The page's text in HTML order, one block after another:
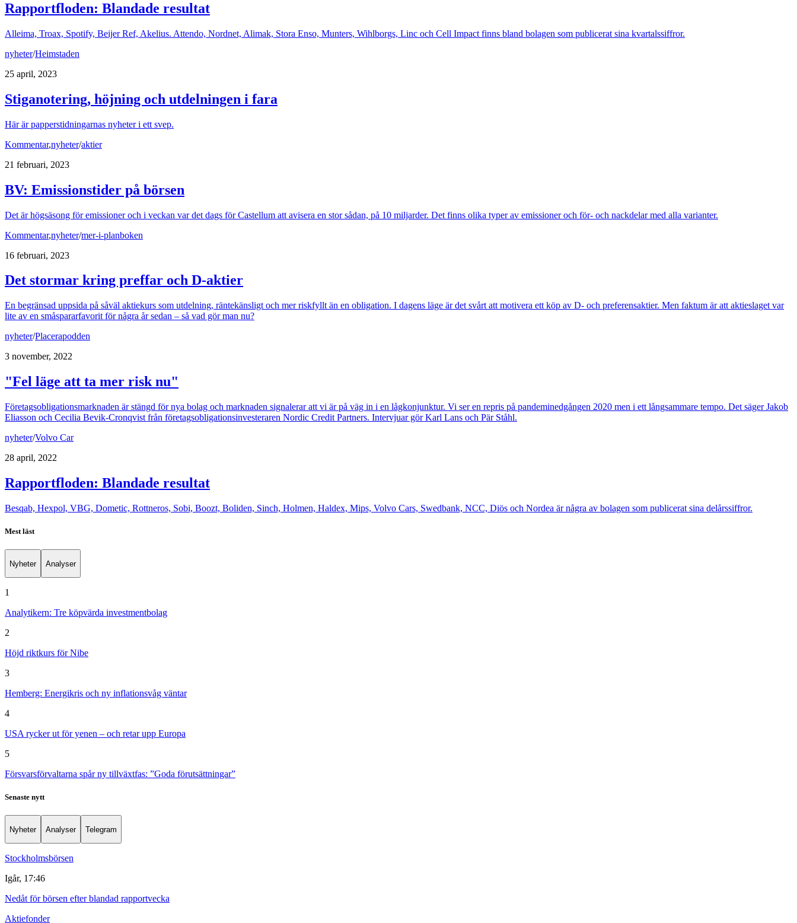
Rapportfloden: Blandade resultat
Alleima, Troax, Spotify, Beijer Ref, Akelius. Attendo, Nordnet, Alimak, Stora Enso, Munters, Wihlborgs, Linc och Cell Impact finns bland bolagen som publicerat sina kvartalssiffror.
nyheter/Heimstaden
25 april, 2023
Stiganotering, höjning och utdelningen i fara
Här är papperstidningarnas nyheter i ett svep.
Kommentar,nyheter/aktier
21 februari, 2023
BV: Emissionstider på börsen
Det är högsäsong för emissioner och i veckan var det dags för Castellum att avisera en stor sådan, på 10 miljarder. Det finns olika typer av emissioner och för- och nackdelar med alla varianter.
Kommentar,nyheter/mer-i-planboken
16 februari, 2023
Det stormar kring preffar och D-aktier
En begränsad uppsida på såväl aktiekurs som utdelning, räntekänsligt och mer riskfyllt än en obligation. I dagens läge är det svårt att motivera ett köp av D- och preferensaktier. Men faktum är att aktieslaget var
lite av en småspararfavorit för några år sedan – så vad gör man nu?
nyheter/Placerapodden
3 november, 2022
"Fel läge att ta mer risk nu"
Företagsobligationsmarknaden är stängd för nya bolag och marknaden signalerar att vi är på väg in i en lågkonjunktur. Vi ser en repris på pandeminedgången 2020 men i ett långsammare tempo. Det säger Jakob
Eliasson och Cecilia Bevik-Cronqvist från företagsobligationsinvesteraren Nordic Credit Partners. Intervjuar gör Karl Lans och Pär Ståhl.
nyheter/Volvo Car
28 april, 2022
Rapportfloden: Blandade resultat
Besqab, Hexpol, VBG, Dometic, Rottneros, Sobi, Boozt, Boliden, Sinch, Holmen, Haldex, Mips, Volvo Cars, Swedbank, NCC, Diös och Nordea är några av bolagen som publicerat sina delårssiffror.
Mest läst
Nyheter Analyser
1
Analytikern: Tre köpvärda investmentbolag
2
Höjd riktkurs för Nibe
3
Hemberg: Energikris och ny inflationsvåg väntar
4
USA rycker ut för yenen – och retar upp Europa
5
Försvarsförvaltarna spår ny tillväxtfas: ”Goda förutsättningar”
Senaste nytt
Nyheter Analyser Telegram
Stockholmsbörsen
Igår, 17:46
Nedåt för börsen efter blandad rapportvecka
Aktiefonder